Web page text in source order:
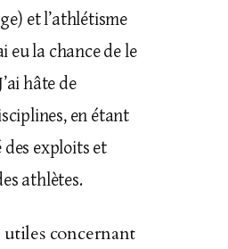
et l’athlétisme
eu la chance de le
hâte de
en étant
exploits et
athlètes.
concernant